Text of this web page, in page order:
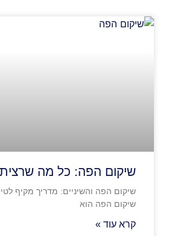
שיקום הפה: כל מה
שיקום הפה והשיניים: מדריך מקיף
שיקום הפה הוא
קרא עוד »